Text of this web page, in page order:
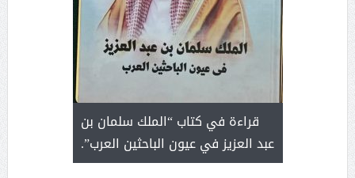
قراءة في كتاب “الملك سلمان بن
عبد العزيز في عيون الباحثين العرب”.
لايعرف